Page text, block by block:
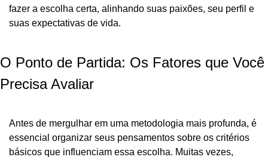
fazer a escolha certa, alinhando suas paixões, seu perfil e
suas expectativas de vida.
O Ponto de Partida: Os Fatores que Você
Precisa Avaliar
Antes de mergulhar em uma metodologia mais profunda, é
essencial organizar seus pensamentos sobre os critérios
básicos que influenciam essa escolha. Muitas vezes,